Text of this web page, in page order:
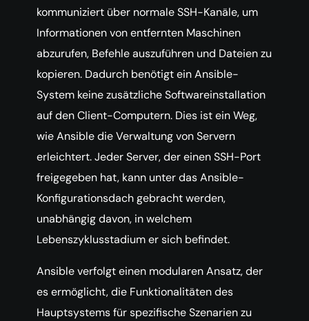
kommuniziert über normale SSH-Kanäle, um
Informationen von entfernten Maschinen
abzurufen, Befehle auszuführen und Dateien zu
kopieren. Dadurch benötigt ein Ansible-
System keine zusätzliche Softwareinstallation
auf den Client-Computern. Dies ist ein Weg,
wie Ansible die Verwaltung von Servern
erleichtert. Jeder Server, der einen SSH-Port
freigegeben hat, kann unter das Ansible-
Konfigurationsdach gebracht werden,
unabhängig davon, in welchem
Lebenszyklusstadium er sich befindet.
Ansible verfolgt einen modularen Ansatz, der
es ermöglicht, die Funktionalitäten des
Hauptsystems für spezifische Szenarien zu